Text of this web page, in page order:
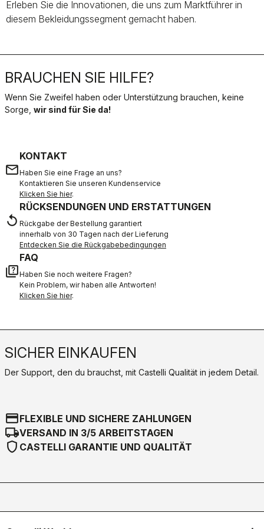
Erleben Sie die Innovationen, die uns zum Marktführer in
diesem Bekleidungssegment gemacht haben.
BRAUCHEN SIE HILFE?
Wenn Sie Zweifel haben oder Unterstützung brauchen, keine
Sorge, wir sind für Sie da!
email
KONTAKT
Haben Sie eine Frage an uns?
Kontaktieren Sie unseren Kundenservice
Klicken Sie hier.
replay
RÜCKSENDUNGEN UND ERSTATTUNGEN
Rückgabe der Bestellung garantiert
innerhalb von 30 Tagen nach der Lieferung
Entdecken Sie die Rückgabebedingungen
quiz
FAQ
Haben Sie noch weitere Fragen?
Kein Problem, wir haben alle Antworten!
Klicken Sie hier.
SICHER EINKAUFEN
Der Support, den du brauchst, mit Castelli Qualität in jedem Detail.
credit_cardFLEXIBLE UND SICHERE ZAHLUNGEN
local_shippingVERSAND IN 3/5 ARBEITSTAGEN
shield CASTELLI GARANTIE UND QUALITÄT